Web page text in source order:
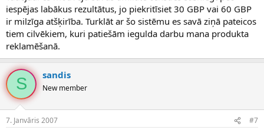
iespējas labākus rezultātus, jo piekritīsiet 30 GBP vai 60 GBP
ir milzīga atšķirība. Turklāt ar šo sistēmu es savā ziņā pateicos
tiem cilvēkiem, kuri patiešām iegulda darbu mana produkta
reklamēšanā.
S sandis
New member
7. Janvāris 2007 #7